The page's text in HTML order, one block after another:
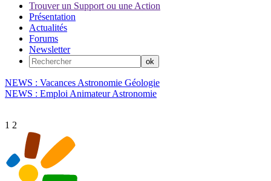
Trouver un Support ou une Action
Présentation
Actualités
Forums
Newsletter
NEWS : Vacances Astronomie Géologie
NEWS : Emploi Animateur Astronomie
1 2